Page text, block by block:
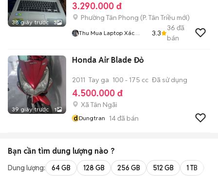
38 giây trước 3
3.290.000 đ
Phường Tân Phong (P. Tân Triều mới)
Thu Mua Laptop Xác
3.3
36 đã
bán
39 giây trước 1
Honda Air Blade Đỏ
2011 Tay ga 100 - 175 cc Đã sử dụng
4.500.000 đ
Xã Tân Ngãi
dDungtran 14đã bán
Bạn cần tìm dung lượng nào ?
Dung lượng: 64 GB 128 GB 256 GB 512 GB 1 TB